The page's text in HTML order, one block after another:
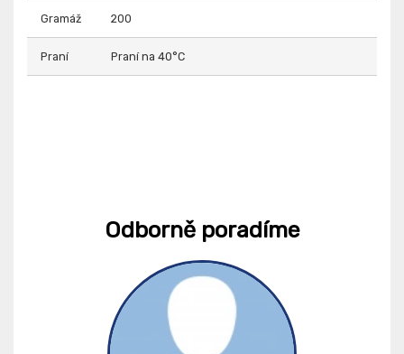
Gramáž 200
Praní Praní na 40°C
Odborně poradíme